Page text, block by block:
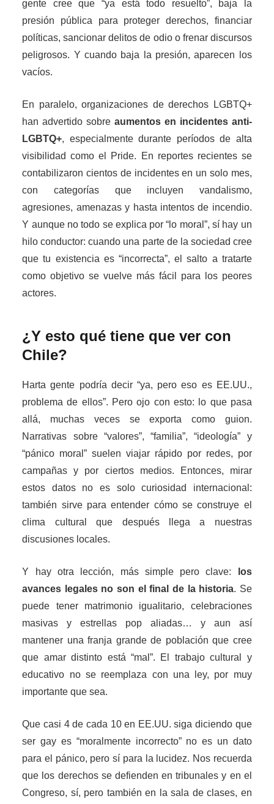
gente cree que “ya está todo resuelto”, baja la
presión pública para proteger derechos, financiar
políticas, sancionar delitos de odio o frenar discursos
peligrosos. Y cuando baja la presión, aparecen los
vacíos.
En paralelo, organizaciones de derechos LGBTQ+
han advertido sobre aumentos en incidentes anti-
LGBTQ+, especialmente durante períodos de alta
visibilidad como el Pride. En reportes recientes se
contabilizaron cientos de incidentes en un solo mes,
con categorías que incluyen vandalismo,
agresiones, amenazas y hasta intentos de incendio.
Y aunque no todo se explica por “lo moral”, sí hay un
hilo conductor: cuando una parte de la sociedad cree
que tu existencia es “incorrecta”, el salto a tratarte
como objetivo se vuelve más fácil para los peores
actores.
¿Y esto qué tiene que ver con
Chile?
Harta gente podría decir “ya, pero eso es EE.UU.,
problema de ellos”. Pero ojo con esto: lo que pasa
allá, muchas veces se exporta como guion.
Narrativas sobre “valores”, “familia”, “ideología” y
“pánico moral” suelen viajar rápido por redes, por
campañas y por ciertos medios. Entonces, mirar
estos datos no es solo curiosidad internacional:
también sirve para entender cómo se construye el
clima cultural que después llega a nuestras
discusiones locales.
Y hay otra lección, más simple pero clave:
los
avances legales no son el final de la historia. Se
puede tener matrimonio igualitario, celebraciones
masivas y estrellas pop aliadas… y aun así
mantener una franja grande de población que cree
que amar distinto está “mal”. El trabajo cultural y
educativo no se reemplaza con una ley, por muy
importante que sea.
Que casi 4 de cada 10 en EE.UU. siga diciendo que
ser gay es “moralmente incorrecto” no es un dato
para el pánico, pero sí para la lucidez. Nos recuerda
que los derechos se defienden en tribunales y en el
Congreso, sí, pero también en la sala de clases, en